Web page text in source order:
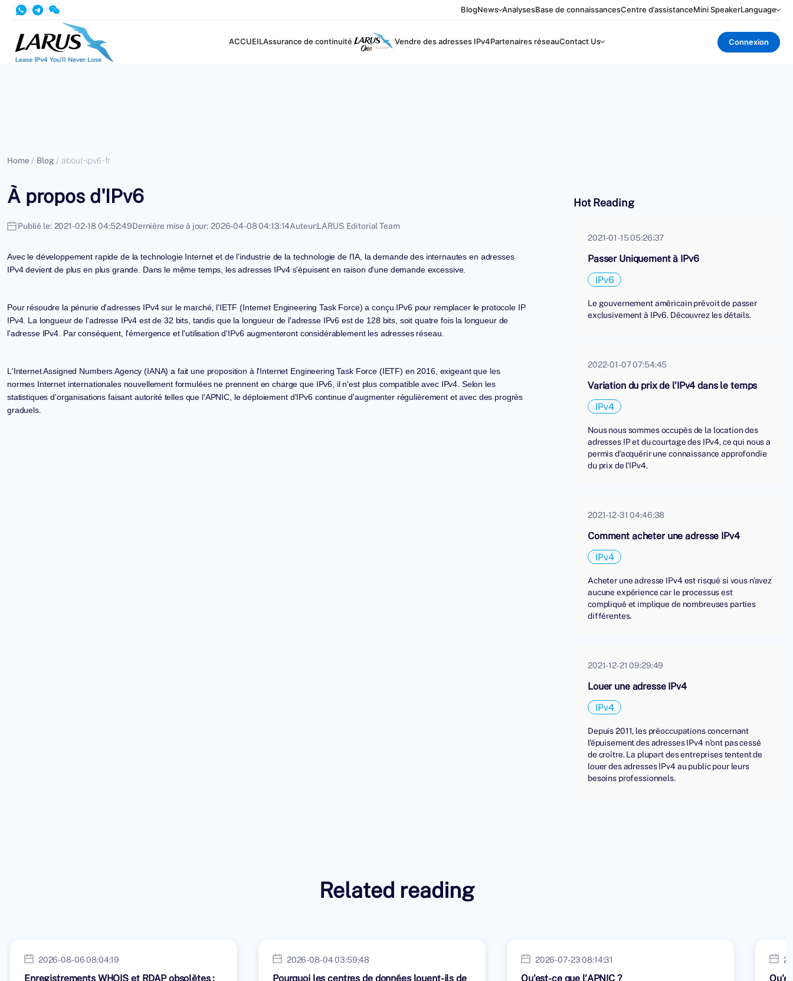
BlogNews AnalysesBase de connaissancesCentre d’assistanceMini SpeakerLanguage
ACCUEILAssurance de continuité Vendre des adresses IPv4Partenaires réseauContact Us Connexion
Home / Blog / about-ipv6-fr
À propos d'IPv6
Publié le: 2021-02-18 04:52:49Dernière mise à jour: 2026-04-08 04:13:14Auteur:LARUS Editorial Team
Avec le développement rapide de la technologie Internet et de l'industrie de la technologie de l'IA, la demande des internautes en adresses
IPv4devient de plus en plus grande. Dans le même temps, les adresses IPv4s'épuisent en raison d'une demande excessive.
Pour résoudre la pénurie d'adresses IPv4sur le marché, l'IETF (Internet Engineering Task Force) a conçu IPv6pour remplacer le protocole IP
IPv4. La longueur de l'adresse IPv4 est de 32 bits, tandis que la longueur de l'adresse IPv6 est de 128 bits, soit quatre fois la longueur de
l'adresse IPv4 . Par conséquent, l'émergence et l'utilisationd'IPv6augmenteront considérablement les adresses réseau.
L'Internet Assigned Numbers Agency (IANA) a fait une proposition à l'Internet Engineering Task Force (IETF) en 2016, exigeant que les
normes Internet internationales nouvellement formulées ne prennent en charge que IPv6 , il n'est plus compatible avec IPv4 . Selon les
statistiques d'organisations faisant autorité telles que l'APNIC, le déploiement d'IPv6continue d'augmenter régulièrement et avec des progrès
graduels.
Hot Reading
2021-01-15 05:26:37
Passer Uniquement à IPv6
IPv6
Le gouvernement américain prévoit de passer
exclusivement à IPv6. Découvrez les détails.
2022-01-07 07:54:45
Variation du prix de l'IPv4 dans le temps
IPv4
Nous nous sommes occupés de la location des
adresses IP et du courtage des IPv4, ce qui nous a
permis d'acquérir une connaissance approfondie
du prix de l'IPv4.
2021-12-31 04:46:38
Comment acheter une adresse IPv4
IPv4
Acheter une adresse IPv4 est risqué si vous n'avez
aucune expérience car le processus est
compliqué et implique de nombreuses parties
différentes.
2021-12-21 09:29:49
Louer une adresse IPv4
IPv4
Depuis 2011, les préoccupations concernant
l'épuisement des adresses IPv4 n’ont pas cessé
de croître. La plupart des entreprises tentent de
louer des adresses IPv4 au public pour leurs
besoins professionnels.
Related reading
2026-08-06 08:04:19
Enregistrements WHOIS et RDAP obsolètes :
2026-08-04 03:59:48
Pourquoi les centres de données louent-ils de
2026-07-23 08:14:31
Qu'est-ce que l'APNIC ?